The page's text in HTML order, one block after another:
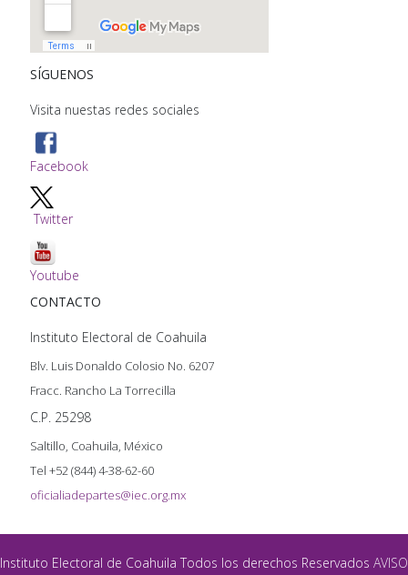
SÍGUENOS
Visita nuestas redes sociales
Facebook
Twitter
Youtube
CONTACTO
Instituto Electoral de Coahuila
Blv. Luis Donaldo Colosio No. 6207
Fracc. Rancho La Torrecilla
C.P. 25298
Saltillo, Coahuila, México
Tel +52 (844) 4-38-62-60
oficialiadepartes@iec.org.mx
Instituto Electoral de Coahuila Todos los derechos Reservados AVISO